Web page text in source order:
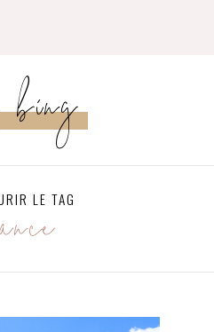
LE TAG